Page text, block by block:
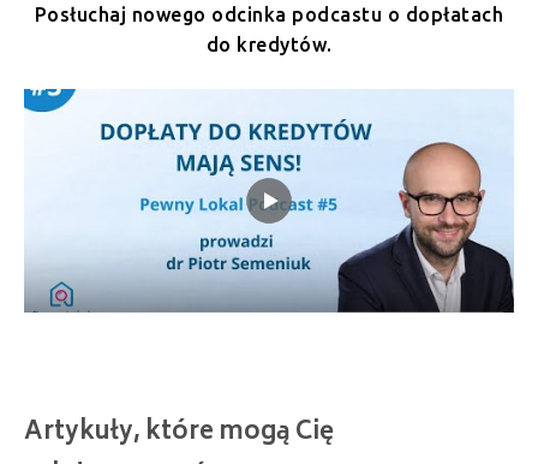
Posłuchaj nowego odcinka podcastu o dopłatach
do kredytów.
Artykuły, które mogą Cię